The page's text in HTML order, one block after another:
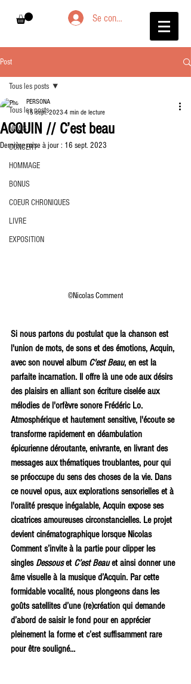
Se connecter
Post
Tous les posts
NEWS
CONCERT
HOMMAGE
BONUS
COEUR CHRONIQUES
LIVRE
EXPOSITION
Tous les posts
ACQUIN // C’est beau
PERSONA
15 sept. 2023 4 min de lecture
Dernière mise à jour : 16 sept. 2023
©Nicolas Comment
Si nous partons du postulat que la chanson est
l'union de mots, de sons et des émotions, Acquin,
avec son nouvel album C'est Beau, en est la
parfaite incarnation. Il offre là une ode aux désirs
des plaisirs en alliant son écriture ciselée aux
mélodies de l'orfèvre sonore Frédéric Lo.
Atmosphérique et hautement sensitive, l'écoute se
transforme rapidement en déambulation
épicurienne déroutante, enivrante, en livrant des
messages aux thématiques troublantes, pour qui
se préoccupe du sens des choses de la vie. Dans
ce nouvel opus, aux explorations sensorielles et à
l'oralité presque inégalable, Acquin expose ses
cicatrices amoureuses circonstancielles. Le projet
devient cinématographique lorsque Nicolas
Comment s’invite à la partie pour clipper les
singles Dessous et C’est Beau et ainsi donner une
âme visuelle à la musique d’Acquin. Par cette
formidable vocalité, nous plongeons dans les
goûts satellites d’une (re)création qui demande
d’abord de saisir le fond pour en apprécier
pleinement la forme et c’est suffisamment rare
pour être souligné…